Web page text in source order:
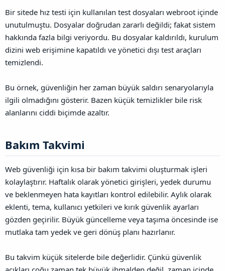
Bir sitede hız testi için kullanılan test dosyaları webroot içinde
unutulmuştu. Dosyalar doğrudan zararlı değildi; fakat sistem
hakkında fazla bilgi veriyordu. Bu dosyalar kaldırıldı, kurulum
dizini web erişimine kapatıldı ve yönetici dışı test araçları
temizlendi.
Bu örnek, güvenliğin her zaman büyük saldırı senaryolarıyla
ilgili olmadığını gösterir. Bazen küçük temizlikler bile risk
alanlarını ciddi biçimde azaltır.
Bakım Takvimi​
Web güvenliği için kısa bir bakım takvimi oluşturmak işleri
kolaylaştırır. Haftalık olarak yönetici girişleri, yedek durumu
ve beklenmeyen hata kayıtları kontrol edilebilir. Aylık olarak
eklenti, tema, kullanıcı yetkileri ve kırık güvenlik ayarları
gözden geçirilir. Büyük güncelleme veya taşıma öncesinde ise
mutlaka tam yedek ve geri dönüş planı hazırlanır.
Bu takvim küçük sitelerde bile değerlidir. Çünkü güvenlik